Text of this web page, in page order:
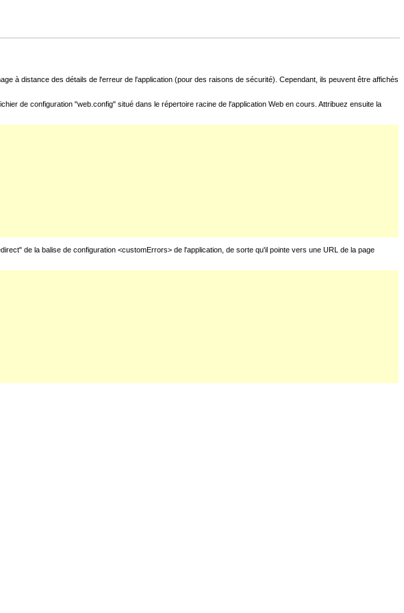
à distance des détails de l'erreur de l'application (pour des raisons de sécurité). Cependant, ils peuvent être affichés
de configuration "web.config" situé dans le répertoire racine de l'application Web en cours. Attribuez ensuite la
de la balise de configuration <customErrors> de l'application, de sorte qu'il pointe vers une URL de la page